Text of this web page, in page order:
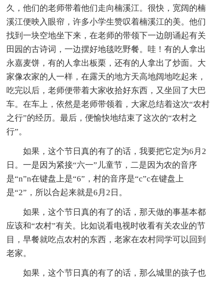
久，他们的老师带着他们走向楠溪江。很快，宽阔的楠
溪江便映入眼帘，许多小学生赞叹着楠溪江的美。他们
找到一块空地坐下来，在老师的带领下一边朗诵起有关
田园的古诗词，一边摆好地毯吃野餐。哇！有的人拿出
永嘉麦饼，有的人拿出板栗，还有的人拿出了炒面。大
家像农家的人一样，在露天的地方天高地阔地吃起来，
吃完以后，老师便带着大家收拾好东西，又坐回了大巴
车。在车上，依然是老师带领着，大家总结着这次“农村
之行”的经历。最后，便愉快地结束了这次的“农村之
行”。
如果，这个节日真的有了的话，我要把它定为6月2
日。一是因为紧接“六一”儿童节，二是因为农的音序
是“n”n在键盘上是“6”，村的音序是“c”c在键盘上
是“2”，所以合起来就是6月2日。
如果，这个节日真的有了的话，那天做的事基本都
应该和“农村”有关。比如说看电视时收看有关农业的节
目，早餐就吃点农村的东西，老家在农村同学可以回到
老家。
如果，这个节日真的有了的话，那么城里的孩子也